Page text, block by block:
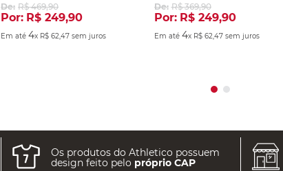
De: R$ 469,90
Por: R$ 249,90
Em até4x R$ 62 ,47 sem juros
De: R$ 369,90
Por: R$ 249,90
Em até 4x R$ 62 47sem juros
Os produtos do Athletico possuem
design feito pelo próprio CAP